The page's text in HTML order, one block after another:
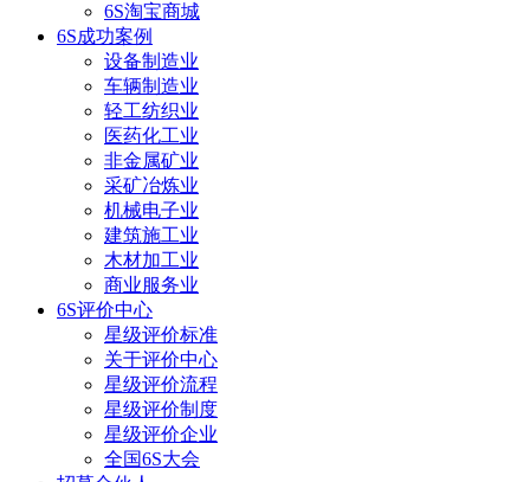
6S淘宝商城
6S成功案例
设备制造业
车辆制造业
轻工纺织业
医药化工业
非金属矿业
采矿冶炼业
机械电子业
建筑施工业
木材加工业
商业服务业
6S评价中心
星级评价标准
关于评价中心
星级评价流程
星级评价制度
星级评价企业
全国6S大会